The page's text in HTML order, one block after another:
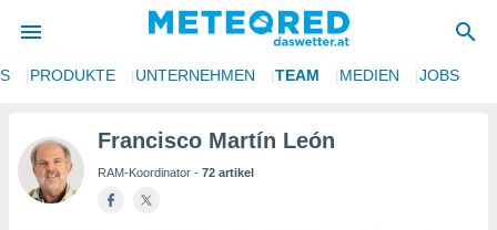
wurde
PRODUKTE UNTERNEHMEN TEAM MEDIEN JOBS
Francisco Martín León
RAM-Koordinator - 72 artikel